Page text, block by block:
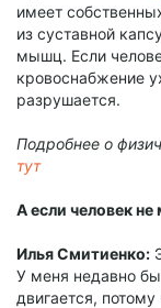
имеет
из суставной
мышц. Если
кровоснабжение
разрушается.
Подробнее о
тут
А если человек
Илья Смитиенко:
У меня недавно
двигается,